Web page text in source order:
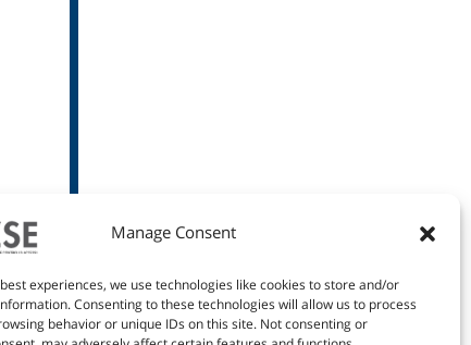
Manage Consent
experiences, we use technologies like cookies to store and/or
Consenting to these technologies will allow us to process
behavior or unique IDs on this site. Not consenting or